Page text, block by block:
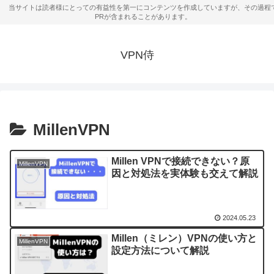
VPN侍
MillenVPN
MillenVPN
Millen VPNで接続できない？原
因と対処法を実体験も交えて解説
2024.05.23
MillenVPN
Millen（ミレン）VPNの使い方と
設定方法について解説